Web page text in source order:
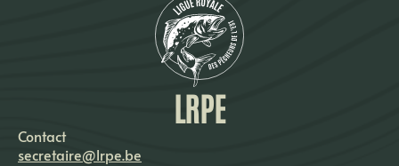
LRPE
Contact
secretaire@lrpe.be